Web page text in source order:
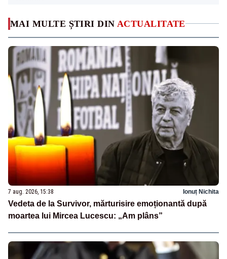
MAI MULTE ȘTIRI DIN ACTUALITATE
7 aug. 2026, 15:38 Ionuț Nichita
Vedeta de la Survivor, mărturisire emoționantă după
moartea lui Mircea Lucescu: „Am plâns”